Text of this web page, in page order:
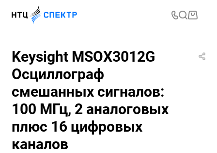
Keysight MSOX3012G
Осциллограф
смешанных сигналов:
100 МГц, 2 аналоговых
плюс 16 цифровых
каналов